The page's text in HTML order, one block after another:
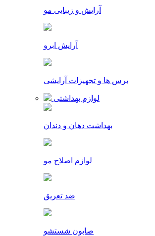
آرایش و زیبایی مو
آرایش ابرو
برس ها و تجهیزات آرایشی
لوازم بهداشتی
بهداشت دهان و دندان
لوازم اصلاح مو
ضد تعریق
صابون شستشو